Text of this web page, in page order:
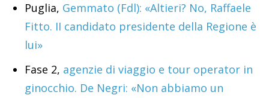
Puglia, Gemmato (Fdl): «Altieri? No, Raffaele
Fitto. II candidato presidente della Regione è
lui»
Fase 2, agenzie di viaggio e tour operator in
ginocchio. De Negri: «Non abbiamo un